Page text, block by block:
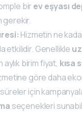
bir ev eşyası
gerekir.
Hizmetin ne
etkilidir. Genellikle
aylık birim fiyat, kısa
göre daha
için
seçenekleri